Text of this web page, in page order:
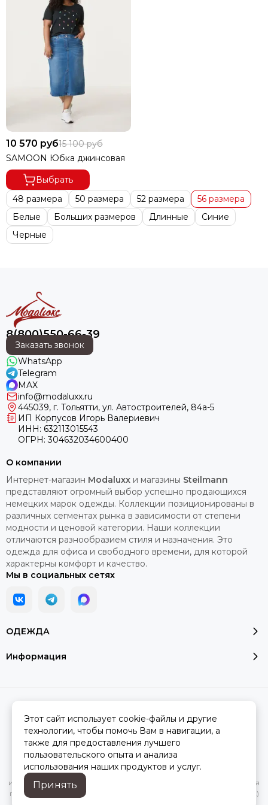
Вязаные длинные
Классические
Расклешенные
Ажурные
До колен
С разрезами
10 570 руб15 100 руб
SAMOON Юбка джинсовая
Выбрать
48 размера
50 размера 52 размера
56 размера
Белые
Больших размеров Длинные
Синие
Черные
8(800)550-66-39
Заказать звонок
WhatsApp
Telegram
MAX
info@modaluxx.ru
445039, г. Тольятти, ул. Автостроителей, 84а-5
ИП Корпусов Игорь Валериевич
ИНН: 632113015543
ОГРН: 304632034600400
ОДЕЖДА
Информация
О компании
Интернет-магазин Modaluxx и магазины Steilmann
представляют огромный выбор успешно продающихся
немецких марок одежды. Коллекции позиционированы в
различных сегментах рынка в зависимости от степени
модности и ценовой категории. Наши коллекции
отличаются разнообразием стиля и назначения. Это
одежда для офиса и свободного времени, для которой
характерны комфорт и качество.
Мы в социальных сетях
Сделано вMOSK.STUDIOдля платформы InSales
характеристик, стоимости товаров и услуг, носит
информационный характер и ни при каких условиях не является
публичной офертой, определяемой положениями Статьи 437(2)
Этот сайт использует cookie-файлы и другие
технологии, чтобы помочь Вам в навигации, а
также для предоставления лучшего
пользовательского опыта и анализа
использования наших продуктов и услуг.
Принять